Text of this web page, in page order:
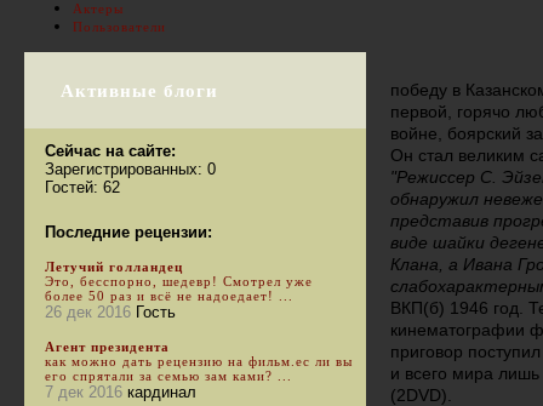
победу в
первой, горячо
войне, боярский
Он стал великим
"Режиссер С.
обнаружил
представив
виде шайки
Клана, а Ивана
ВКП(б) 1946 год.
кинематографии
приговор
и всего мира лишь
(2DVD).
Актеры
Пользователи
Активные блоги
Сейчас на сайте:
Зарегистрированных: 0
Гостей: 62
Последние рецензии:
Летучий голландец
Это, бесспорно, шедевр! Смотрел уже
более 50 раз и всё не надоедает! ...
26 дек 2016 Гость
Агент президента
как можно дать рецензию на фильм.ес ли вы
его спрятали за семью зам ками? ...
7 дек 2016 кардинал